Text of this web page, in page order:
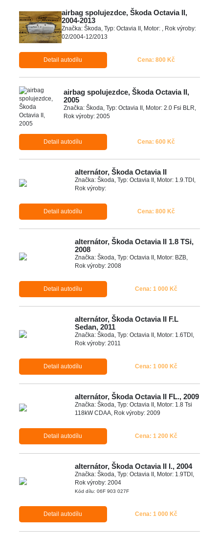
airbag spolujezdce, Škoda Octavia II,
2004-2013
Značka: Škoda, Typ: Octavia II, Motor: , Rok výroby:
02/2004-12/2013
Detail autodílu Cena: 800 Kč
airbag spolujezdce, Škoda Octavia II,
2005
Značka: Škoda, Typ: Octavia II, Motor: 2.0 Fsi BLR,
Rok výroby: 2005
Detail autodílu Cena: 600 Kč
alternátor, Škoda Octavia II
Značka: Škoda, Typ: Octavia II, Motor: 1.9.TDI,
Rok výroby:
Detail autodílu Cena: 800 Kč
alternátor, Škoda Octavia II 1.8 TSi,
2008
Značka: Škoda, Typ: Octavia II, Motor: BZB,
Rok výroby: 2008
Detail autodílu Cena: 1 000 Kč
alternátor, Škoda Octavia II F.L
Sedan, 2011
Značka: Škoda, Typ: Octavia II, Motor: 1.6TDI,
Rok výroby: 2011
Detail autodílu Cena: 1 000 Kč
alternátor, Škoda Octavia II FL., 2009
Značka: Škoda, Typ: Octavia II, Motor: 1.8 Tsi
118kW CDAA, Rok výroby: 2009
Detail autodílu Cena: 1 200 Kč
alternátor, Škoda Octavia II I., 2004
Značka: Škoda, Typ: Octavia II, Motor: 1.9TDI,
Rok výroby: 2004
Kód dílu: 06F 903 027F
Detail autodílu Cena: 1 000 Kč